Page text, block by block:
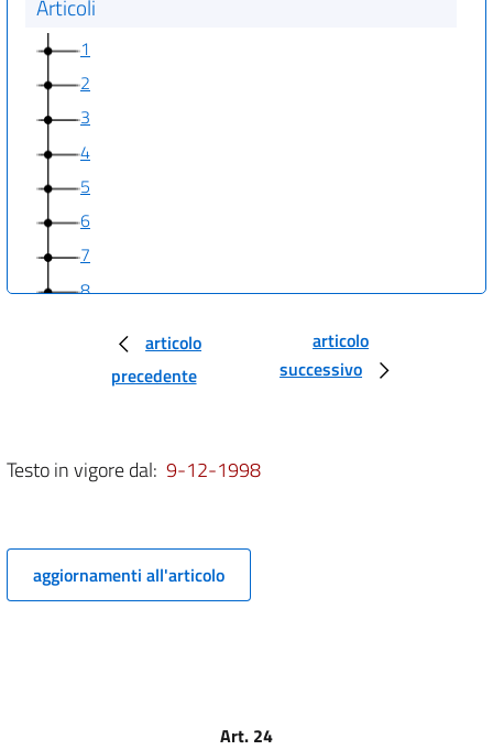
Articoli
1
2
3
4
5
6
7
8
13
17
articolo
precedente
articolo
successivo
Testo in vigore dal: 9-12-1998
aggiornamenti all'articolo
Art. 24